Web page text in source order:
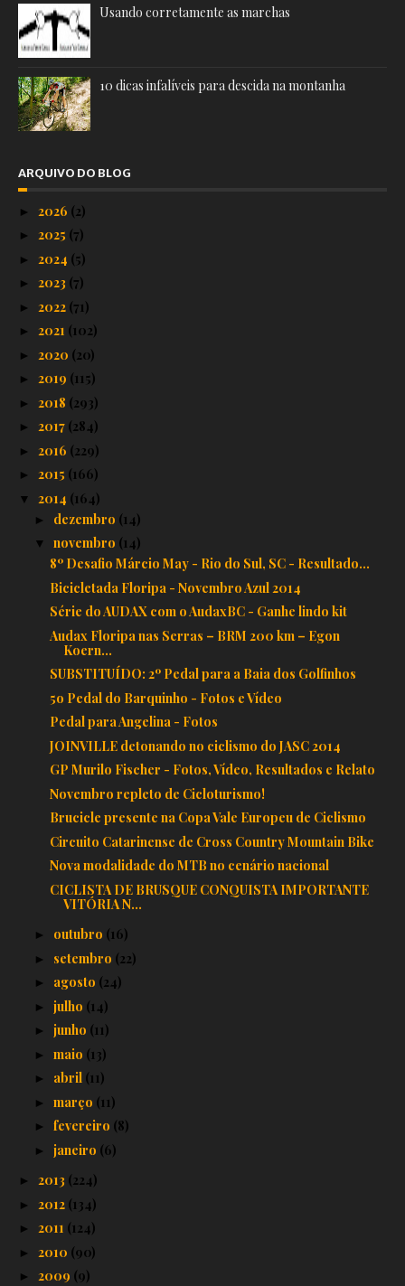
Usando corretamente as marchas
10 dicas infalíveis para descida na montanha
ARQUIVO DO BLOG
► 2026 (2)
► 2025 (7)
► 2024 (5)
► 2023 (7)
► 2022 (71)
► 2021 (102)
► 2020 (20)
► 2019 (115)
► 2018 (293)
► 2017 (284)
► 2016 (229)
► 2015 (166)
▼ 2014 (164)
► dezembro (14)
▼ novembro (14)
8º Desafio Márcio May - Rio do Sul, SC - Resultado...
Bicicletada Floripa - Novembro Azul 2014
Série do AUDAX com o AudaxBC - Ganhe lindo kit
Audax Floripa nas Serras – BRM 200 km – Egon
Koern...
SUBSTITUÍDO: 2º Pedal para a Baia dos Golfinhos
5o Pedal do Barquinho - Fotos e Vídeo
Pedal para Angelina - Fotos
JOINVILLE detonando no ciclismo do JASC 2014
GP Murilo Fischer - Fotos, Vídeo, Resultados e Relato
Novembro repleto de Cicloturismo!
Brucicle presente na Copa Vale Europeu de Ciclismo
Circuito Catarinense de Cross Country Mountain Bike
Nova modalidade do MTB no cenário nacional
CICLISTA DE BRUSQUE CONQUISTA IMPORTANTE
VITÓRIA N...
► outubro (16)
► setembro (22)
► agosto (24)
► julho (14)
► junho (11)
► maio (13)
► abril (11)
► março (11)
► fevereiro (8)
► janeiro (6)
► 2013 (224)
► 2012 (134)
► 2011 (124)
► 2010 (90)
► 2009 (9)